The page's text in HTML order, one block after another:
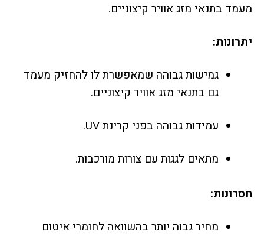
מעמד בתנאי מזג אוויר קיצוניים.
יתרונות:
גמישות גבוהה שמאפשרת לו להחזיק מעמד
גם בתנאי מזג אוויר קיצוניים.
עמידות גבוהה בפני קרינת UV.
מתאים לגגות עם צורות מורכבות.
חסרונות:
מחיר גבוה יותר בהשוואה לחומרי איטום